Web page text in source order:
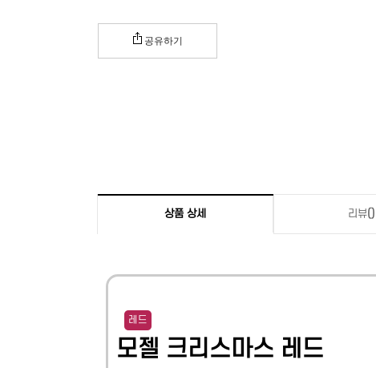
공유하기
상품 상세 리뷰()
레드
모젤 크리스마스 레드